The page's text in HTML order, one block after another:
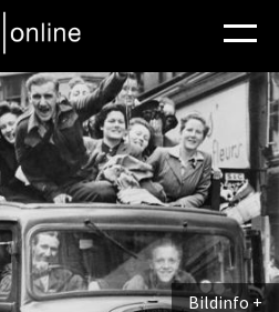
Bildinfo